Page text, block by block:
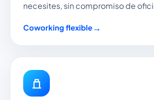
necesites, sin compromiso de
Coworking flexible